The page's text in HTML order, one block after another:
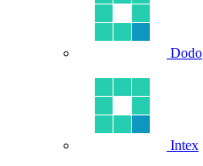
Dodo
Intex